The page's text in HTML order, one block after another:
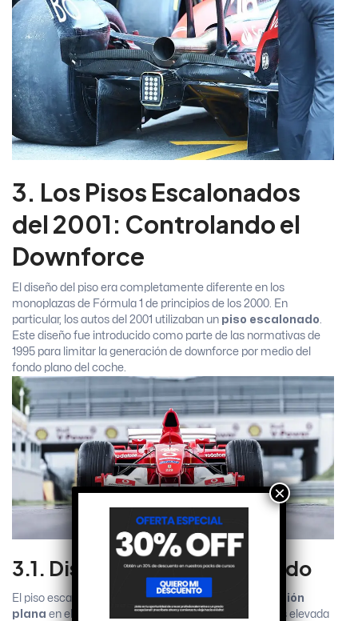
3. Los Pisos Escalonados
del 2001: Controlando el
Downforce
El diseño del piso era completamente diferente en los
monoplazas de Fórmula 1 de principios de los 2000. En
particular, los autos del 2001 utilizaban un piso escalonado
Este diseño fue introducido como parte de las normativas de
1995 para limitar la generación de downforce por medio del
fondo plano del coche.
3.1. Diseño del Piso Escalonado
El piso escalonado tenía un perfil que incluía una
sección
plana en el centro del coche, pero con una parte más elevada
×